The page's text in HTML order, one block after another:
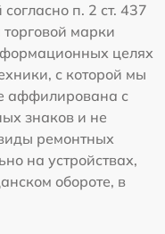
п. 2 ст. 437
марки
целях
с которой мы
аффилирована с
знаков и не
ремонтных
на устройствах,
обороте, в